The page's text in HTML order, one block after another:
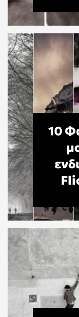
10